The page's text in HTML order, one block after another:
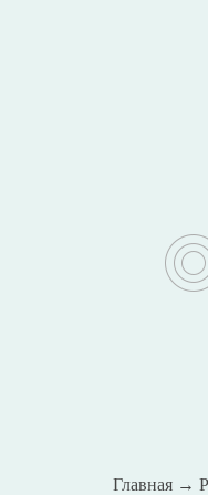
Главная →